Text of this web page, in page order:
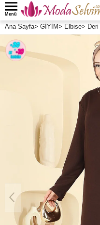
Menü
Ana Sayfa> GİYİM> Elbise>